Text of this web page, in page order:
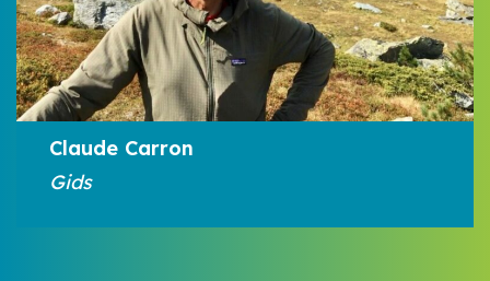
Claude Carron
Gids